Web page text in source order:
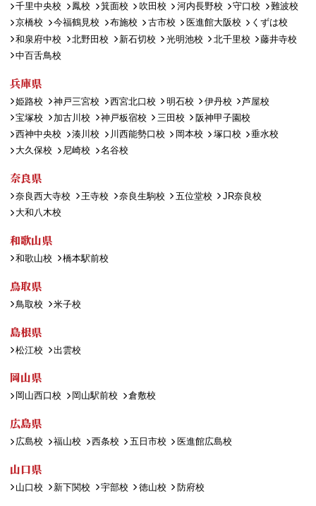
千里中央校
鳳校 箕面校 吹田校 河内長野校 守口校
難波校
京橋校
今福鶴見校 布施校 古市校 医進館大阪校
くずは校
和泉府中校
北野田校 新石切校 光明池校 北千里校
藤井寺校
中百舌鳥校
兵庫県
姫路校 神戸三宮校 西宮北口校 明石校 伊丹校
芦屋校
宝塚校
加古川校 神戸板宿校 三田校
阪神甲子園校
西神中央校
湊川校 川西能勢口校 岡本校 塚口校
垂水校
大久保校
尼崎校 名谷校
奈良県
奈良西大寺校 王寺校 奈良生駒校 五位堂校
JR奈良校
大和八木校
和歌山県
和歌山校 橋本駅前校
鳥取県
鳥取校 米子校
島根県
松江校 出雲校
岡山県
岡山西口校 岡山駅前校 倉敷校
広島県
広島校 福山校 西条校 五日市校 医進館広島校
山口県
山口校 新下関校 宇部校 徳山校 防府校